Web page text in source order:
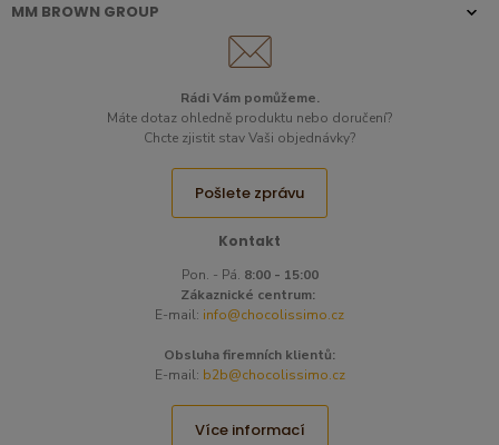
MM BROWN GROUP
Kontakt
Pon. - Pá. 8:00 - 15:00
Zákaznické centrum:
E-mail: info@chocolissimo.cz
Obsluha firemních klientů:
E-mail: b2b@chocolissimo.cz
Více informací
Rádi Vám pomůžeme.
Máte dotaz ohledně produktu nebo doručení?
Chcte zjistit stav Vaši objednávky?
Pošlete zprávu